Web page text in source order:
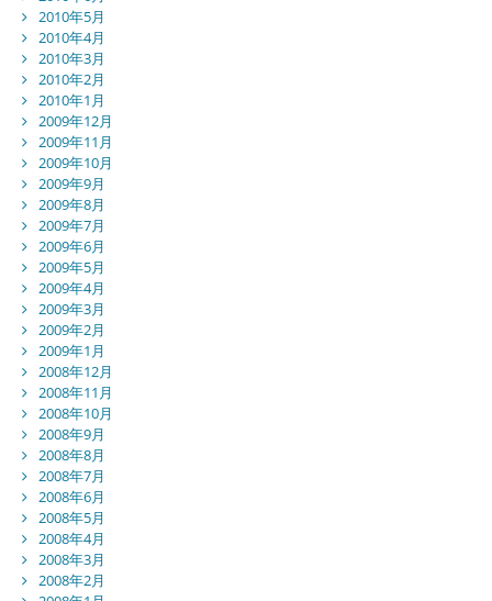
2010年5月
2010年4月
2010年3月
2010年2月
2010年1月
2009年12月
2009年11月
2009年10月
2009年9月
2009年8月
2009年7月
2009年6月
2009年5月
2009年4月
2009年3月
2009年2月
2009年1月
2008年12月
2008年11月
2008年10月
2008年9月
2008年8月
2008年7月
2008年6月
2008年5月
2008年4月
2008年3月
2008年2月